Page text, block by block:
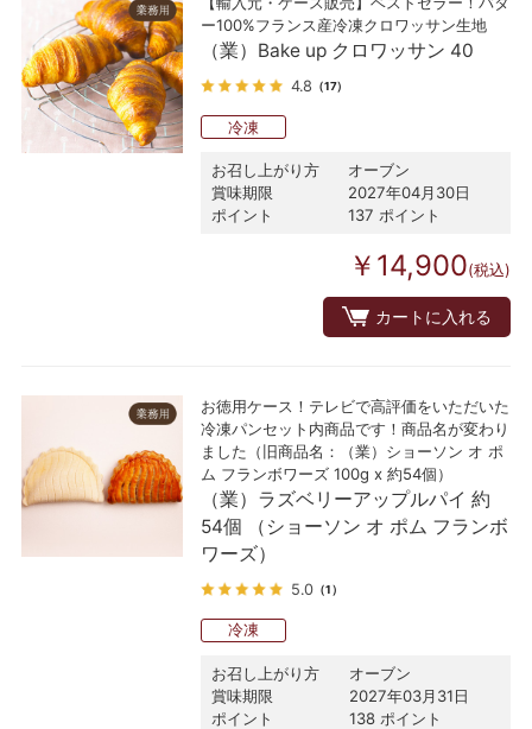
ー100%フランス産冷凍クロワッサン生地
（業）Bake up クロワッサン 40
4.8 （17）
冷凍
お召し上がり方
オーブン
賞味期限
2027年04月30日
ポイント
137 ポイント
￥14,900(税込)
カートに入れる
お徳用ケース！テレビで高評価をいただいた
冷凍パンセット内商品です！商品名が変わり
ました（旧商品名：（業）ショーソン オ ポ
ム フランボワーズ 100g x 約54個）
（業）ラズベリーアップルパイ 約
54個 （ショーソン オ ポム フランボ
ワーズ）
5.0 （1）
冷凍
お召し上がり方
オーブン
賞味期限
2027年03月31日
ポイント
138 ポイント